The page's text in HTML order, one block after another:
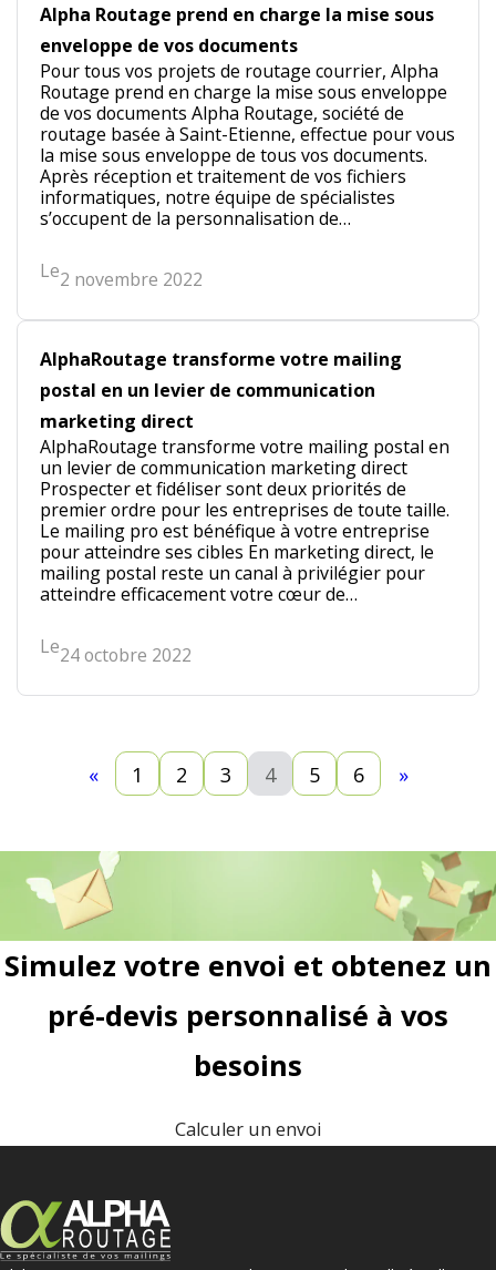
Alpha Routage prend en charge la mise sous
enveloppe de vos documents
Pour tous vos projets de routage courrier, Alpha
Routage prend en charge la mise sous enveloppe
de vos documents Alpha Routage, société de
routage basée à Saint-Etienne, effectue pour vous
la mise sous enveloppe de tous vos documents.
Après réception et traitement de vos fichiers
informatiques, notre équipe de spécialistes
s’occupent de la personnalisation de…
Le2 novembre 2022
AlphaRoutage transforme votre mailing
postal en un levier de communication
marketing direct
AlphaRoutage transforme votre mailing postal en
un levier de communication marketing direct
Prospecter et fidéliser sont deux priorités de
premier ordre pour les entreprises de toute taille.
Le mailing pro est bénéfique à votre entreprise
pour atteindre ses cibles En marketing direct, le
mailing postal reste un canal à privilégier pour
atteindre efficacement votre cœur de…
Le24 octobre 2022
« 1 2 3 4 5 6 »
Simulez votre envoi et obtenez un
pré-devis personnalisé à vos
besoins
Calculer un envoi